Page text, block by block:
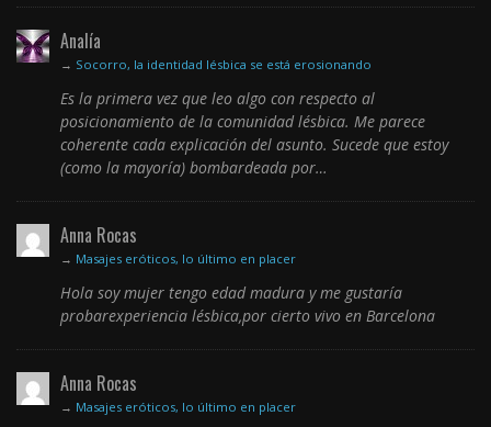
Analía
→ Socorro, la identidad lésbica se está erosionando
Es la primera vez que leo algo con respecto al
posicionamiento de la comunidad lésbica. Me parece
coherente cada explicación del asunto. Sucede que estoy
(como la mayoría) bombardeada por…
Anna Rocas
→ Masajes eróticos, lo último en placer
Hola soy mujer tengo edad madura y me gustaría
probarexperiencia lésbica,por cierto vivo en Barcelona
Anna Rocas
→ Masajes eróticos, lo último en placer